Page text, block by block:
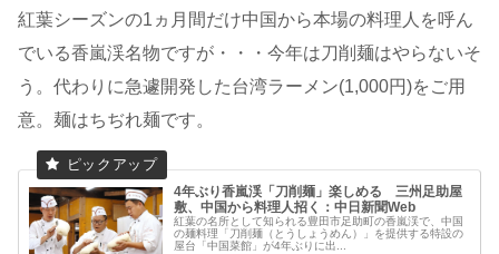
紅葉シーズンの1ヵ月間だけ中国から本場の料理人を呼ん
でいる香嵐渓名物ですが・・・今年は刀削麺はやらないそ
う。代わりに急遽開発した台湾ラーメン(1,000円)をご用
意。麺はちぢれ麺です。
4年ぶり香嵐渓「刀削麺」楽しめる 三州足助屋
敷、中国から料理人招く：中日新聞Web
紅葉の名所として知られる豊田市足助町の香嵐渓で、中国
の麺料理「刀削麺（とうしょうめん）」を提供する特設の
屋台「中国菜館」が4年ぶりに出...